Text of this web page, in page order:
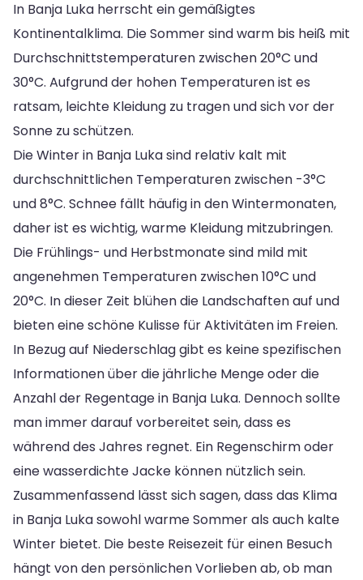
In Banja Luka herrscht ein gemäßigtes
Kontinentalklima. Die Sommer sind warm bis heiß mit
Durchschnittstemperaturen zwischen 20°C und
30°C. Aufgrund der hohen Temperaturen ist es
ratsam, leichte Kleidung zu tragen und sich vor der
Sonne zu schützen.
Die Winter in Banja Luka sind relativ kalt mit
durchschnittlichen Temperaturen zwischen -3°C
und 8°C. Schnee fällt häufig in den Wintermonaten,
daher ist es wichtig, warme Kleidung mitzubringen.
Die Frühlings- und Herbstmonate sind mild mit
angenehmen Temperaturen zwischen 10°C und
20°C. In dieser Zeit blühen die Landschaften auf und
bieten eine schöne Kulisse für Aktivitäten im Freien.
In Bezug auf Niederschlag gibt es keine spezifischen
Informationen über die jährliche Menge oder die
Anzahl der Regentage in Banja Luka. Dennoch sollte
man immer darauf vorbereitet sein, dass es
während des Jahres regnet. Ein Regenschirm oder
eine wasserdichte Jacke können nützlich sein.
Zusammenfassend lässt sich sagen, dass das Klima
in Banja Luka sowohl warme Sommer als auch kalte
Winter bietet. Die beste Reisezeit für einen Besuch
hängt von den persönlichen Vorlieben ab, ob man